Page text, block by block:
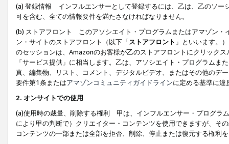
(a) 登録情報 インフルエンサーとして登録するには、乙は、乙のソー
可を含む、全ての情報要件を満たさなければなりません。
(b) ストアフロント このアソシエイト・プログラムまたはアマゾン・
ン・サイトのストアフロント（以下「ストアフロント 」といいます。
のセッションは、Amazonのお客様が乙のストアフロントにクリック
「サービス提供」に相当します。乙は、アソシエイト・プログラム
真、編集物、リスト、コメント、デジタルビデオ、またはその他のデ
要件第1条またはアマゾンコミュニティガイドラインに定める基準に違
2. オンサイトでの使用
(a)使用時の裁量、削除する権利 甲は、インフルエンサー・プログラ
により甲の判断で）クリエイター・コンテンツを使用できますが、そ
コンテンツの一部または全部を拒否、削除、停止または復元する権利